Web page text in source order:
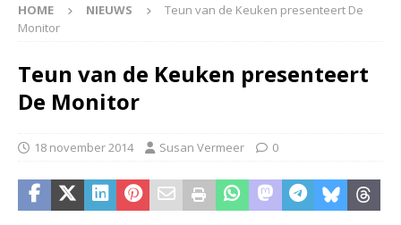
HOME NIEUWS
Teun van de Keuken presenteert De
Monitor
Teun van de Keuken presenteert
De Monitor
18 november 2014 Susan Vermeer 0